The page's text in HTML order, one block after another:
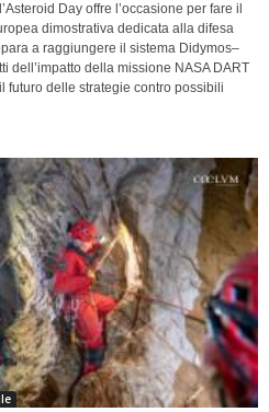
Day offre l’occasione per fare il
dimostrativa dedicata alla difesa
a raggiungere il sistema Didymos–
dell’impatto della missione NASA DART
futuro delle strategie contro possibili